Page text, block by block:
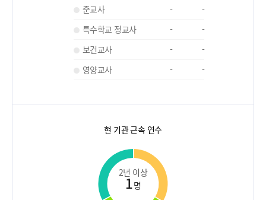
준교사
-
-
특수학교 정교사
-
-
보건교사
-
-
영양교사
- -
현 기관 근속 연수
2년 이상
1명